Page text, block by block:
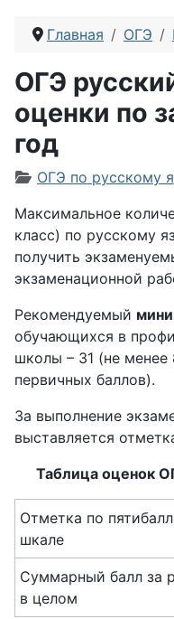
Главная ОГЭ
ОГЭ
оценки по
год
Информация о
ОГЭ по русскому
Максимальное
класс) по русскому
получить
экзаменационной
Рекомендуемый
обучающихся в
школы – 31 (не
первичных баллов).
За выполнение
выставляется
Таблица оценок
Отметка по
шкале
Суммарный балл за
в целом